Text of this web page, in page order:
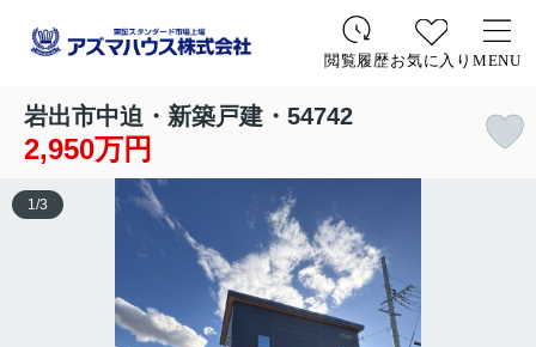
閲覧履歴お気に入り MENU
岩出市中迫・新築戸建・54742
2,950万円
1 /3